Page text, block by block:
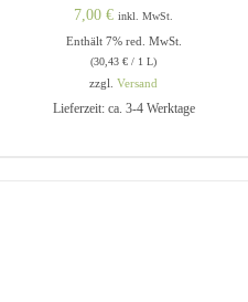
IN DEN WARENKORB
VIEW
7,00€ inkl. MwSt.
Enthält 7% red. MwSt.
(30,43€ / 1 L)
zzgl.Versand
Lieferzeit: ca. 3-4 Werktage